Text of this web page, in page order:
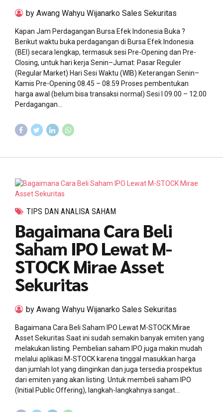
by Awang Wahyu Wijanarko Sales Sekuritas
Kapan Jam Perdagangan Bursa Efek Indonesia Buka ?
Berikut waktu buka perdagangan di Bursa Efek Indonesia
(BEI) secara lengkap, termasuk sesi Pre-Opening dan Pre-
Closing, untuk hari kerja Senin–Jumat: Pasar Reguler
(Regular Market) Hari Sesi Waktu (WIB) Keterangan Senin–
Kamis Pre-Opening 08.45 – 08.59 Proses pembentukan
harga awal (belum bisa transaksi normal) Sesi I 09.00 – 12.00
Perdagangan...
TIPS DAN ANALISA SAHAM
Bagaimana Cara Beli
Saham IPO Lewat M-
STOCK Mirae Asset
Sekuritas
by Awang Wahyu Wijanarko Sales Sekuritas
Bagaimana Cara Beli Saham IPO Lewat M-STOCK Mirae
Asset Sekuritas Saat ini sudah semakin banyak emiten yang
melakukan listing. Pembelian saham IPO juga makin mudah
melalui aplikasi M-STOCK karena tinggal masukkan harga
dan jumlah lot yang diinginkan dan juga tersedia prospektus
dari emiten yang akan listing. Untuk membeli saham IPO
(Initial Public Offering), langkah-langkahnya sangat...